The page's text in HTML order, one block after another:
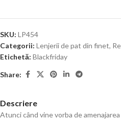
SKU: LP454
Categorii: Lenjerii de pat din finet,
Etichetă: Blackfriday
Share:
Descriere
Atunci când vine vorba de